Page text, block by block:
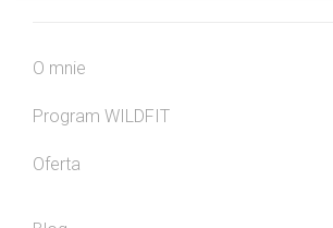
O mnie
Program WILDFIT
Oferta